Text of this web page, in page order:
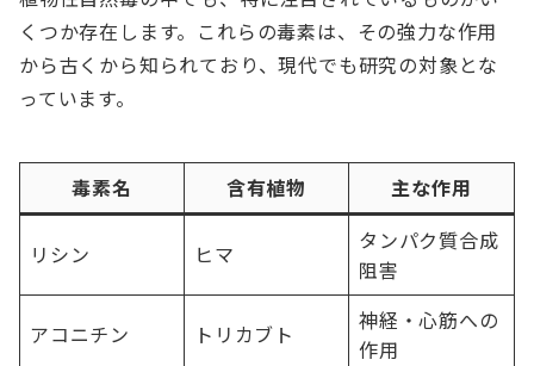
くつか存在します。これらの毒素は、その強力な作用
から古くから知られており、現代でも研究の対象とな
っています。
毒素名 含有植物 主な作用
リシン ヒマ
タンパク質合成
阻害
アコニチン トリカブト
神経・心筋への
作用